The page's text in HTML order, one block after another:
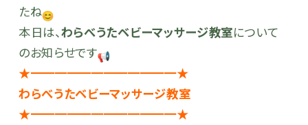
たね
本日は、わらべうたベビーマッサージ教室について
のお知らせです
★━━━━━━━━━━━━★
わらべうたベビーマッサージ教室
★━━━━━━━━━━━━★